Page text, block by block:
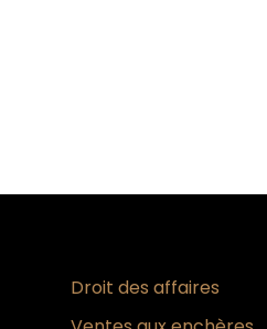
Droit des affaires